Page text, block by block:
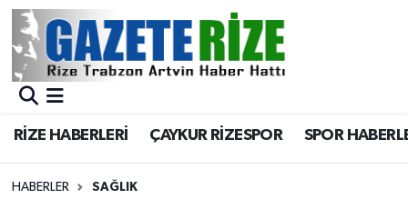
RİZE HABERLERİ ÇAYKUR RİZESPOR SPOR
HABERLER SAĞLIK
BÖLGEMİZ
Asayiş
Merkez Nöbetçi Eczaneler
Merkez Trafik Yoğunluk Haritası